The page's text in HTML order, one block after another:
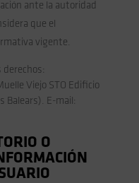
ante la autoridad
que el
vigente.
derechos:
Viejo STO Edificio
Balears). E-mail:
O